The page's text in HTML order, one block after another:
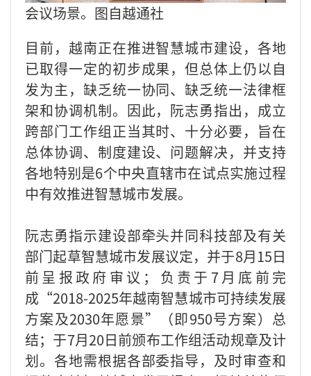
会议场景。图自越通社
目前，越南正在推进智慧城市建设，各地
已取得一定的初步成果，但总体上仍以自
发为主，缺乏统一协同、缺乏统一法律框
架和协调机制。因此，阮志勇指出，成立
跨部门工作组正当其时、十分必要，旨在
总体协调、制度建设、问题解决，并支持
各地特别是6个中央直辖市在试点实施过程
中有效推进智慧城市发展。
阮志勇指示建设部牵头并同科技部及有关
部门起草智慧城市发展议定，并于8月15日
前呈报政府审议；负责于7月底前完
成“2018-2025年越南智慧城市可持续发展
方案及2030年愿景”（即950号方案）总
结；于7月20日前颁布工作组活动规章及计
划。各地需根据各部委指导，及时审查和